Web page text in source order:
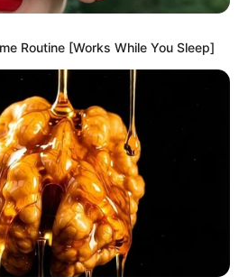
Routine [Works While You Sleep]